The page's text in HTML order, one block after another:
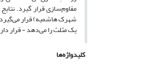
مقاوم‌سازی قرار گیرد.
شهرک هاشمیه) قرار
یک مثلث را می‌دهد - قرار
کلیدواژه‌ها